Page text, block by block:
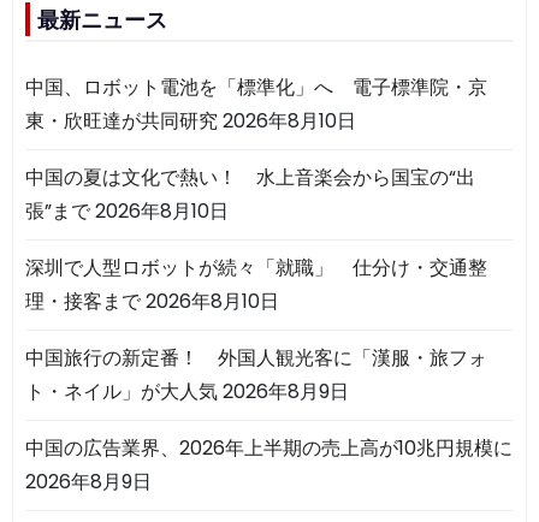
最新ニュース
中国、ロボット電池を「標準化」へ 電子標準院・京
東・欣旺達が共同研究2026年8月10日
中国の夏は文化で熱い！ 水上音楽会から国宝の“出
張”まで2026年8月10日
深圳で人型ロボットが続々「就職」 仕分け・交通整
理・接客まで2026年8月10日
中国旅行の新定番！ 外国人観光客に「漢服・旅フォ
ト・ネイル」が大人気2026年8月9日
中国の広告業界、2026年上半期の売上高が10兆円規模に
2026年8月9日